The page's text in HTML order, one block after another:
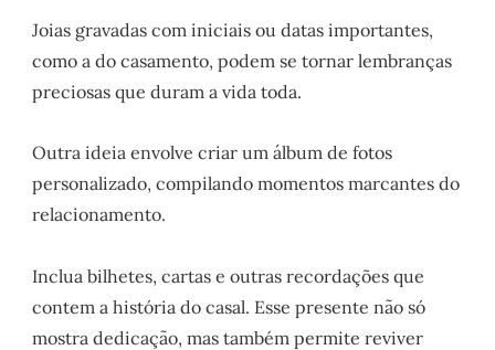
Joias gravadas com iniciais ou datas importantes,
como a do casamento, podem se tornar lembranças
preciosas que duram a vida toda.
Outra ideia envolve criar um álbum de fotos
personalizado, compilando momentos marcantes do
relacionamento.
Inclua bilhetes, cartas e outras recordações que
contem a história do casal. Esse presente não só
mostra dedicação, mas também permite reviver